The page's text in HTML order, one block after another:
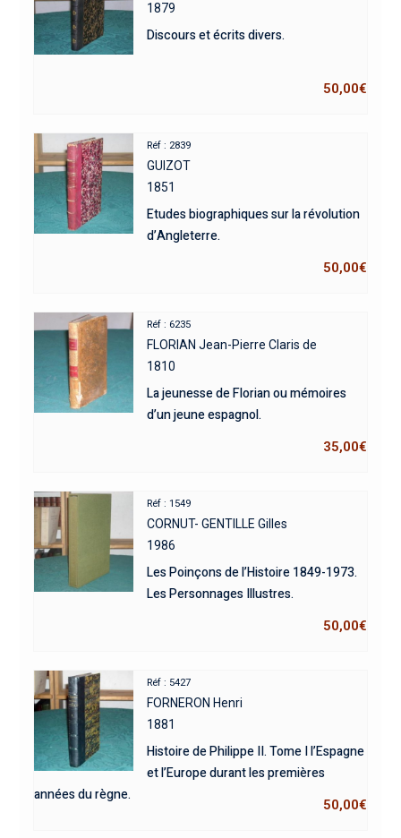
1879
Discours et écrits divers.
50,00€
Réf : 2839
GUIZOT
1851
Etudes biographiques sur la révolution
d’Angleterre.
50,00€
Réf : 6235
FLORIAN Jean-Pierre Claris de
1810
La jeunesse de Florian ou mémoires
d’un jeune espagnol.
35,00€
Réf : 1549
CORNUT- GENTILLE Gilles
1986
Les Poinçons de l’Histoire 1849-1973.
Les Personnages Illustres.
50,00€
Réf : 5427
FORNERON Henri
1881
Histoire de Philippe II. Tome I l’Espagne
et l’Europe durant les premières
années du règne.
50,00€